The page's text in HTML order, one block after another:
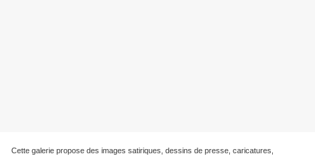
Cette galerie propose des images satiriques, dessins de presse, caricatures,